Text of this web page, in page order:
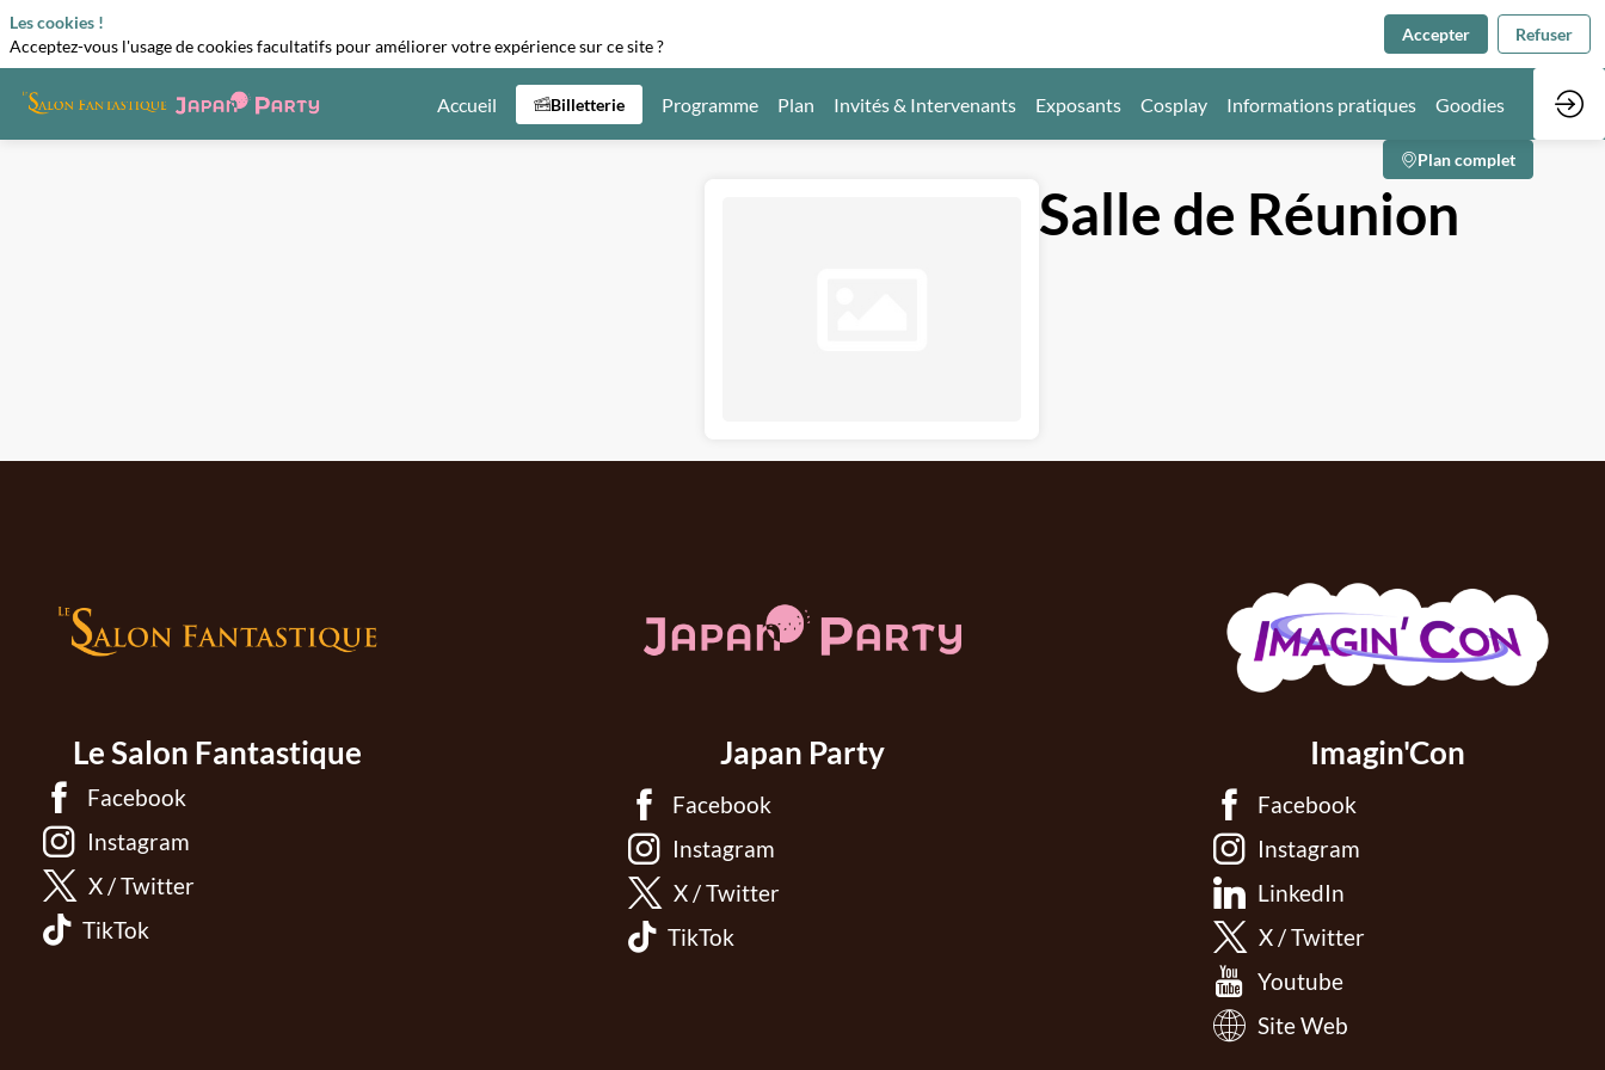
Accueil Billetterie Programme Plan Invités & Intervenants Exposants Cosplay Informations pratiques Goodies
Plan complet
Salle de Réunion
Le Salon Fantastique
Facebook
Instagram
X / Twitter
TikTok
Japan Party
Facebook
Instagram
X / Twitter
TikTok
Imagin'Con
Facebook
Instagram
LinkedIn
X / Twitter
Youtube
Site Web
Les cookies !
Acceptez-vous l'usage de cookies facultatifs pour améliorer votre expérience sur ce site ?
Accepter Refuser